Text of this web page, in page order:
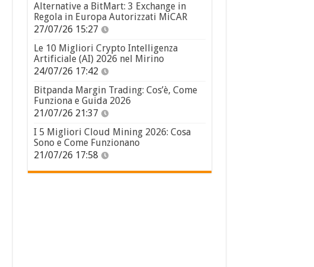
Alternative a BitMart: 3 Exchange in
Regola in Europa Autorizzati MiCAR
27/07/26 15:27
Le 10 Migliori Crypto Intelligenza
Artificiale (AI) 2026 nel Mirino
24/07/26 17:42
Bitpanda Margin Trading: Cos’è, Come
Funziona e Guida 2026
21/07/26 21:37
I 5 Migliori Cloud Mining 2026: Cosa
Sono e Come Funzionano
21/07/26 17:58